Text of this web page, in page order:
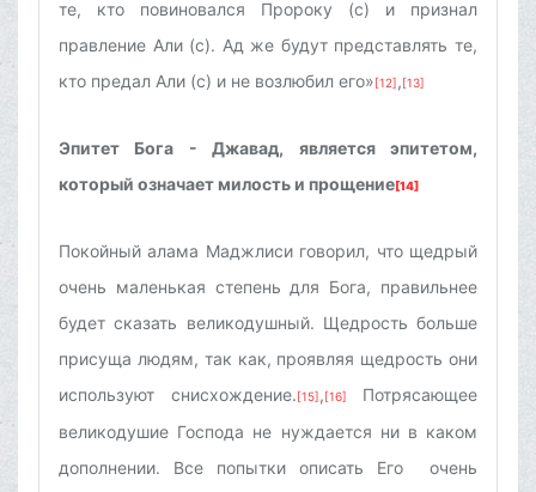
те, кто повиновался Пророку (с) и признал
правление Али (с). Ад же будут представлять те,
кто предал Али (с) и не возлюбил его»[12],[13]
Эпитет Бога - Джавад, является эпитетом,
который означает милость и прощение[14]
Покойный алама Маджлиси говорил, что щедрый
очень маленькая степень для Бога, правильнее
будет сказать великодушный. Щедрость больше
присуща людям, так как, проявляя щедрость они
используют снисхождение.[15],[16]
Потрясающее
великодушие Господа не нуждается ни в каком
дополнении. Все попытки описать Его очень